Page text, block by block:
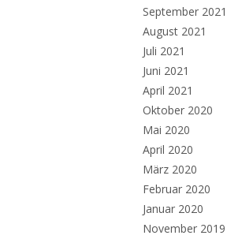
September 2021
August 2021
Juli 2021
Juni 2021
April 2021
Oktober 2020
Mai 2020
April 2020
März 2020
Februar 2020
Januar 2020
November 2019